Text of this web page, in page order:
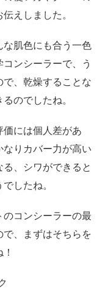
えしました。
肌色にも合う一色
ンシーラーで、う
、乾燥することな
のでしたね。
には個人差があ
なりカバー力が高い
、シワができると
したね。
コンシーラーの最
、まずはそちらを